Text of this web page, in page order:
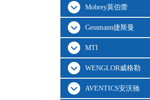
Mobrey莫伯蕾
Gessmann捷斯曼
MTI
WENGLOR威格勒
AVENTICS安沃驰